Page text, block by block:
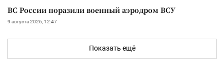
ВС России поразили военный аэродром ВСУ
9 августа 2026, 12:47
Показать ещё